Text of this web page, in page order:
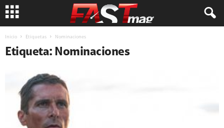
Inicio Etiquetas Nominaciones
Etiqueta: Nominaciones